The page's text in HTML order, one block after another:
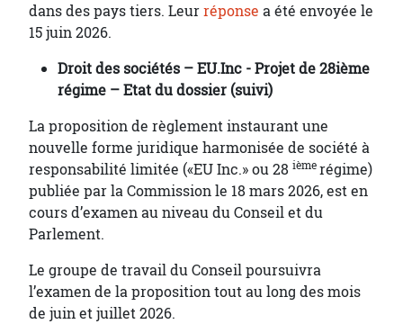
dans des pays tiers. Leurréponse a été envoyée le
15 juin 2026.
Droit des sociétés – EU.Inc - Projet de 28ième
régime – Etat du dossier (suivi)
La proposition de règlement instaurant une
nouvelle forme juridique harmonisée de société à
responsabilité limitée («EU Inc.» ou 28 ièmerégime)
publiée par la Commission le 18 mars 2026, est en
cours d’examen au niveau du Conseil et du
Parlement.
Le groupe de travail du Conseil poursuivra
l’examen de la proposition tout au long des mois
de juin et juillet 2026.